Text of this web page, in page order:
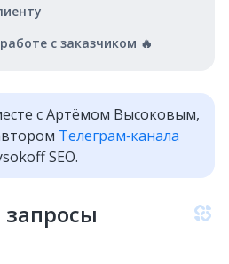
с заказчиком 🔥
с Артёмом Высоковым,
Телеграм‑канала
SEO.